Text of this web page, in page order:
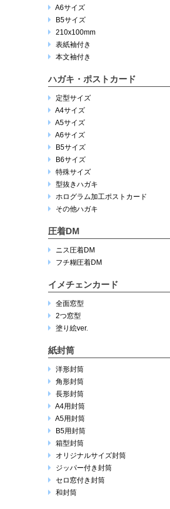
A6サイズ
B5サイズ
210x100mm
表紙袖付き
本文袖付き
ハガキ・ポストカード
定型サイズ
A4サイズ
A5サイズ
A6サイズ
B5サイズ
B6サイズ
特殊サイズ
型抜きハガキ
ホログラム加工ポストカード
その他ハガキ
圧着DM
ニス圧着DM
フチ糊圧着DM
イメチェンカード
全面窓型
2つ窓型
塗り絵ver.
紙封筒
洋形封筒
角形封筒
長形封筒
A4用封筒
A5用封筒
B5用封筒
箱型封筒
オリジナルサイズ封筒
ジッパー付き封筒
セロ窓付き封筒
和封筒